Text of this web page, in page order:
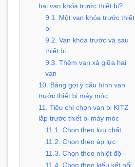
hai van khóa trước thiết bị?
9.1. Một van khóa trước thiết
bị
9.2. Van khóa trước và sau
thiết bị
9.3. Thêm van xả giữa hai
van
10. Bảng gợi ý cấu hình van
trước thiết bị máy móc
11. Tiêu chí chọn van bi KITZ
lắp trước thiết bị máy móc
11.1. Chọn theo lưu chất
11.2. Chọn theo áp lực
11.3. Chọn theo nhiệt độ
11.4. Chọn theo kiểu kết nối